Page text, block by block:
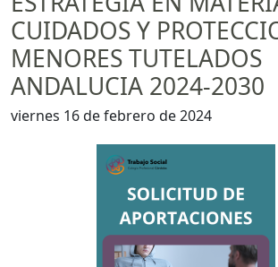
CUIDADOS Y
MENORES TUTELADOS
ANDALUCIA 2024-2030
viernes 16 de febrero de 2024